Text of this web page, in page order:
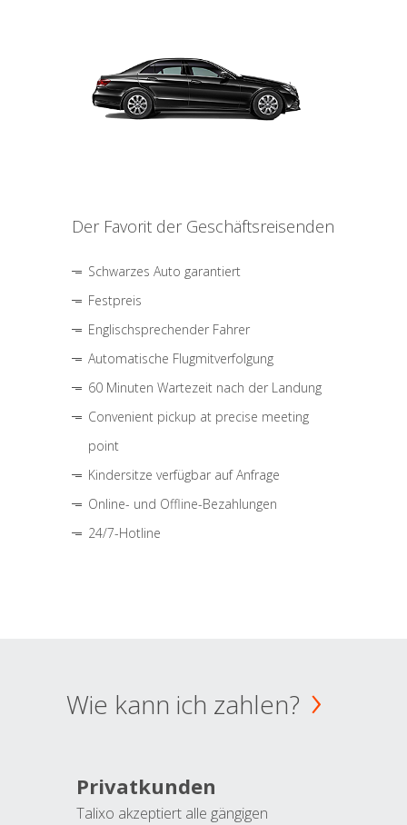
Der Favorit der Geschäftsreisenden
Schwarzes Auto garantiert
Festpreis
Englischsprechender Fahrer
Automatische Flugmitverfolgung
60 Minuten Wartezeit nach der Landung
Convenient pickup at precise meeting
point
Kindersitze verfügbar auf Anfrage
Online- und Offline-Bezahlungen
24/7-Hotline
Wie kann ich zahlen?
Privatkunden
Talixo akzeptiert alle gängigen